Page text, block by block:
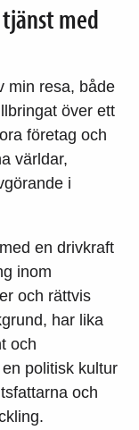
med
min resa, både
över ett
företag och
världar,
i
en drivkraft
inom
och rättvis
har lika
och
politisk kultur
och